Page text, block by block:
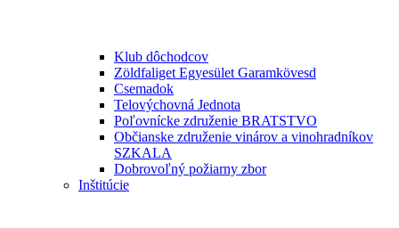
Klub dôchodcov
Zöldfaliget Egyesület Garamkövesd
Csemadok
Telovýchovná Jednota
Poľovnícke združenie BRATSTVO
Občianske združenie vinárov a vinohradníkov
SZKALA
Dobrovoľný požiarny zbor
Inštitúcie